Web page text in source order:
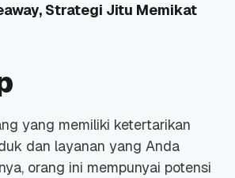
Strategi Jitu Memikat
yang memiliki ketertarikan
dan layanan yang Anda
orang ini mempunyai potensi